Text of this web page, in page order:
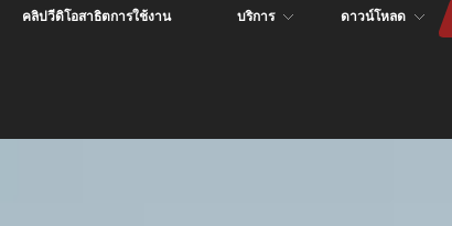
คลิปวีดิโอสาธิตการใช้งาน บริการ ดาวน์โหลด